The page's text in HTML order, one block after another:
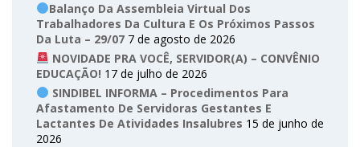
Balanço Da Assembleia Virtual Dos
Trabalhadores Da Cultura E Os Próximos Passos
Da Luta – 29/07 7 de agosto de 2026
NOVIDADE PRA VOCÊ, SERVIDOR(A) – CONVÊNIO
EDUCAÇÃO! 17 de julho de 2026
SINDIBEL INFORMA – Procedimentos Para
Afastamento De Servidoras Gestantes E
Lactantes De Atividades Insalubres 15 de junho de
2026